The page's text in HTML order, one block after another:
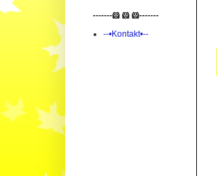
-------🐹 🐹 🐹-------
--•Kontakt•--